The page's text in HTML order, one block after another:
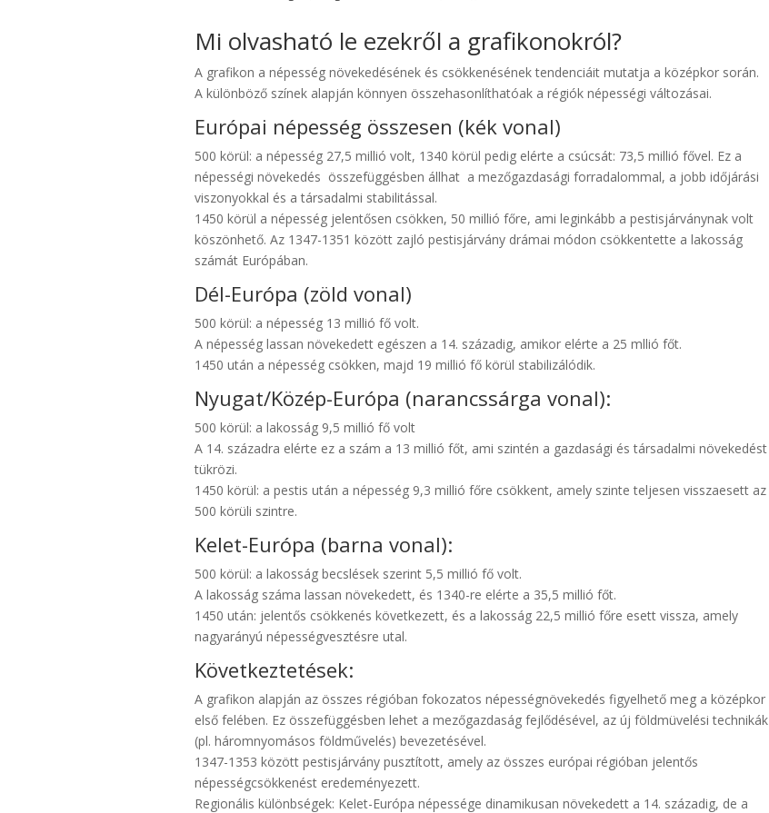
Mi olvasható le ezekről a grafikonokról?
A grafikon a népesség növekedésének és csökkenésének tendenciáit mutatja a középkor során.
A különböző színek alapján könnyen összehasonlíthatóak a régiók népességi változásai.
Európai népesség összesen (kék vonal)
500 körül: a népesség 27,5 millió volt, 1340 körül pedig elérte a csúcsát: 73,5 millió fővel. Ez a
népességi növekedés összefüggésben állhat a mezőgazdasági forradalommal, a jobb időjárási
viszonyokkal és a társadalmi stabilitással.
1450 körül a népesség jelentősen csökken, 50 millió főre, ami leginkább a pestisjárványnak volt
köszönhető. Az 1347-1351 között zajló pestisjárvány drámai módon csökkentette a lakosság
számát Európában.
Dél-Európa (zöld vonal)
500 körül: a népesség 13 millió fő volt.
A népesség lassan növekedett egészen a 14. századig, amikor elérte a 25 mllió főt.
1450 után a népesség csökken, majd 19 millió fő körül stabilizálódik.
Nyugat/Közép-Európa (narancssárga vonal):
500 körül: a lakosság 9,5 millió fő volt
A 14. századra elérte ez a szám a 13 millió főt, ami szintén a gazdasági és társadalmi növekedést
tükrözi.
1450 körül: a pestis után a népesség 9,3 millió főre csökkent, amely szinte teljesen visszaesett az
500 körüli szintre.
Kelet-Európa (barna vonal):
500 körül: a lakosság becslések szerint 5,5 millió fő volt.
A lakosság száma lassan növekedett, és 1340-re elérte a 35,5 millió főt.
1450 után: jelentős csökkenés következett, és a lakosság 22,5 millió főre esett vissza, amely
nagyarányú népességvesztésre utal.
Következtetések:
A grafikon alapján az összes régióban fokozatos népességnövekedés figyelhető meg a középkor
első felében. Ez összefüggésben lehet a mezőgazdaság fejlődésével, az új földmüvelési technikák
(pl. háromnyomásos földművelés) bevezetésével.
1347-1353 között pestisjárvány pusztított, amely az összes európai régióban jelentős
népességcsökkenést eredeményezett.
Regionális különbségek: Kelet-Európa népessége dinamikusan növekedett a 14. századig, de a